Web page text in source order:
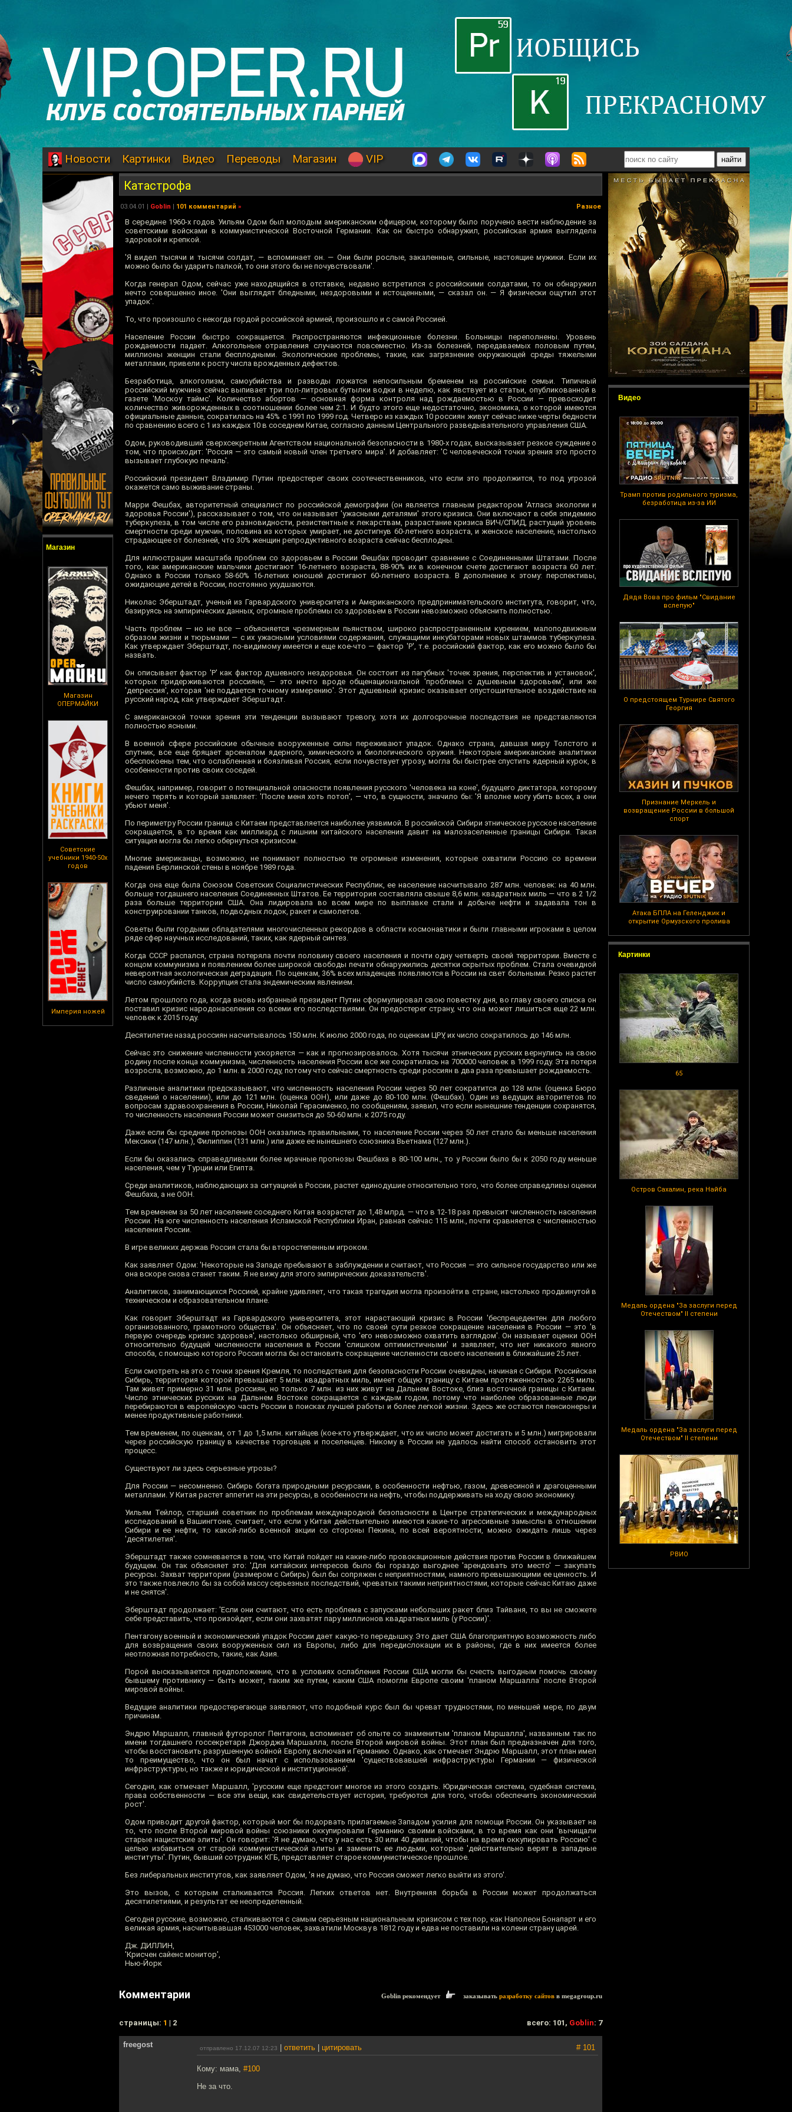
Новости Картинки Видео Переводы Магазин VIP
Магазин
Магазин
ОПЕРМАЙКИ
Советские
учебники 1940-50х
годов
Империя ножей
Видео
Трамп против родильного туризма,
безработица из-за ИИ
Дядя Вова про фильм "Свидание
вслепую"
О предстоящем Турнире Святого
Георгия
Признание Меркель и
возвращение России в большой
спорт
Атака БПЛА на Геленджик и
открытие Ормузского пролива
Картинки
65
Остров Сахалин, река Найба
Медаль ордена "За заслуги перед
Отечеством" II степени
Медаль ордена "За заслуги перед
Отечеством" II степени
РВИО
Катастрофа
03.04.01 | Goblin | 101 комментарий » Разное
В середине 1960-х годов Уильям Одом был молодым американским офицером, которому было поручено вести наблюдение за
советскими войсками в коммунистической Восточной Германии. Как он быстро обнаружил, российская армия выглядела
здоровой и крепкой.
'Я видел тысячи и тысячи солдат, — вспоминает он. — Они были рослые, закаленные, сильные, настоящие мужики. Если их
можно было бы ударить палкой, то они этого бы не почувствовали'.
Когда генерал Одом, сейчас уже находящийся в отставке, недавно встретился с российскими солдатами, то он обнаружил
нечто совершенно иное. 'Они выглядят бледными, нездоровыми и истощенными, — сказал он. — Я физически ощутил этот
упадок'.
То, что произошло с некогда гордой российской армией, произошло и с самой Россией.
Население России быстро сокращается. Распространяются инфекционные болезни. Больницы переполнены. Уровень
рождаемости падает. Алкогольные отравления случаются повсеместно. Из-за болезней, передаваемых половым путем,
миллионы женщин стали бесплодными. Экологические проблемы, такие, как загрязнение окружающей среды тяжелыми
металлами, привели к росту числа врожденных дефектов.
Безработица, алкоголизм, самоубийства и разводы ложатся непосильным бременем на российские семьи. Типичный
российский мужчина сейчас выпивает три пол-литровых бутылки водки в неделю, как явствует из статьи, опубликованной в
газете 'Москоу таймс'. Количество абортов — основная форма контроля над рождаемостью в России — превосходит
количество живорожденных в соотношении более чем 2:1. И будто этого еще недостаточно, экономика, о которой имеются
официальные данные, сократилась на 45% с 1991 по 1999 год. Четверо из каждых 10 россиян живут сейчас ниже черты бедности
по сравнению всего с 1 из каждых 10 в соседнем Китае, согласно данным Центрального разведывательного управления США.
Одом, руководивший сверхсекретным Агентством национальной безопасности в 1980-х годах, высказывает резкое суждение о
том, что происходит: 'Россия — это самый новый член третьего мира'. И добавляет: 'С человеческой точки зрения это просто
вызывает глубокую печаль'.
Российский президент Владимир Путин предостерег своих соотечественников, что если это продолжится, то под угрозой
окажется само выживание страны.
Марри Фешбах, авторитетный специалист по российской демографии (он является главным редактором 'Атласа экологии и
здоровья России'), рассказывает о том, что он называет 'ужасными деталями' этого кризиса. Они включают в себя эпидемию
туберкулеза, в том числе его разновидности, резистентные к лекарствам, разрастание кризиса ВИЧ/СПИД, растущий уровень
смертности среди мужчин, половина из которых умирает, не достигнув 60-летнего возраста, и женское население, настолько
страдающее от болезней, что 30% женщин репродуктивного возраста сейчас бесплодны.
Для иллюстрации масштаба проблем со здоровьем в России Фешбах проводит сравнение с Соединенными Штатами. После
того, как американские мальчики достигают 16-летнего возраста, 88-90% их в конечном счете достигают возраста 60 лет.
Однако в России только 58-60% 16-летних юношей достигают 60-летнего возраста. В дополнение к этому: перспективы,
ожидающие детей в России, постоянно ухудшаются.
Николас Эберштадт, ученый из Гарвардского университета и Американского предпринимательского института, говорит, что,
базируясь на эмпирических данных, огромные проблемы со здоровьем в России невозможно объяснить полностью.
Часть проблем — но не все — объясняется чрезмерным пьянством, широко распространенным курением, малоподвижным
образом жизни и тюрьмами — с их ужасными условиями содержания, служащими инкубаторами новых штаммов туберкулеза.
Как утверждает Эберштадт, по-видимому имеется и еще кое-что — фактор 'Р', т.е. российский фактор, как его можно было бы
назвать.
Он описывает фактор 'Р' как фактор душевного нездоровья. Он состоит из пагубных 'точек зрения, перспектив и установок',
которых придерживаются россияне, — это нечто вроде общенациональной 'проблемы с душевным здоровьем', или же
'депрессия', которая 'не поддается точному измерению'. Этот душевный кризис оказывает опустошительное воздействие на
русский народ, как утверждает Эберштадт.
С американской точки зрения эти тенденции вызывают тревогу, хотя их долгосрочные последствия не представляются
полностью ясными.
В военной сфере российские обычные вооруженные силы переживают упадок. Однако страна, давшая миру Толстого и
спутник, все еще бряцает арсеналом ядерного, химического и биологического оружия. Некоторые американские аналитики
обеспокоены тем, что ослабленная и боязливая Россия, если почувствует угрозу, могла бы быстрее спустить ядерный курок, в
особенности против своих соседей.
Фешбах, например, говорит о потенциальной опасности появления русского 'человека на коне', будущего диктатора, которому
нечего терять и который заявляет: 'После меня хоть потоп', — что, в сущности, значило бы: 'Я вполне могу убить всех, а они
убьют меня'.
По периметру России граница с Китаем представляется наиболее уязвимой. В российской Сибири этническое русское население
сокращается, в то время как миллиард с лишним китайского населения давит на малозаселенные границы Сибири. Такая
ситуация могла бы легко обернуться кризисом.
Многие американцы, возможно, не понимают полностью те огромные изменения, которые охватили Россию со времени
падения Берлинской стены в ноябре 1989 года.
Когда она еще была Союзом Советских Социалистических Республик, ее население насчитывало 287 млн. человек: на 40 млн.
больше тогдашнего населения Соединенных Штатов. Ее территория составляла свыше 8,6 млн. квадратных миль — что в 2 1/2
раза больше территории США. Она лидировала во всем мире по выплавке стали и добыче нефти и задавала тон в
конструировании танков, подводных лодок, ракет и самолетов.
Советы были гордыми обладателями многочисленных рекордов в области космонавтики и были главными игроками в целом
ряде сфер научных исследований, таких, как ядерный синтез.
Когда СССР распался, страна потеряла почти половину своего населения и почти одну четверть своей территории. Вместе с
концом коммунизма и появлением более широкой свободы печати обнаружились десятки скрытых проблем. Стала очевидной
невероятная экологическая деградация. По оценкам, 36% всех младенцев появляются в России на свет больными. Резко растет
число самоубийств. Коррупция стала эндемическим явлением.
Летом прошлого года, когда вновь избранный президент Путин сформулировал свою повестку дня, во главу своего списка он
поставил кризис народонаселения со всеми его последствиями. Он предостерег страну, что она может лишиться еще 22 млн.
человек к 2015 году.
Десятилетие назад россиян насчитывалось 150 млн. К июлю 2000 года, по оценкам ЦРУ, их число сократилось до 146 млн.
Сейчас это снижение численности ускоряется — как и прогнозировалось. Хотя тысячи этнических русских вернулись на свою
родину после конца коммунизма, численность населения России все же сократилась на 700000 человек в 1999 году. Эта потеря
возросла, возможно, до 1 млн. в 2000 году, потому что сейчас смертность среди россиян в два раза превышает рождаемость.
Различные аналитики предсказывают, что численность населения России через 50 лет сократится до 128 млн. (оценка Бюро
сведений о населении), или до 121 млн. (оценка ООН), или даже до 80-100 млн. (Фешбах). Один из ведущих авторитетов по
вопросам здравоохранения в России, Николай Герасименко, по сообщениям, заявил, что если нынешние тенденции сохранятся,
то численность населения России может снизиться до 50-60 млн. к 2075 году.
Даже если бы средние прогнозы ООН оказались правильными, то население России через 50 лет стало бы меньше населения
Мексики (147 млн.), Филиппин (131 млн.) или даже ее нынешнего союзника Вьетнама (127 млн.).
Если бы оказались справедливыми более мрачные прогнозы Фешбаха в 80-100 млн., то у России было бы к 2050 году меньше
населения, чем у Турции или Египта.
Среди аналитиков, наблюдающих за ситуацией в России, растет единодушие относительно того, что более справедливы оценки
Фешбаха, а не ООН.
Тем временем за 50 лет население соседнего Китая возрастет до 1,48 млрд. — что в 12-18 раз превысит численность населения
России. На юге численность населения Исламской Республики Иран, равная сейчас 115 млн., почти сравняется с численностью
населения России.
В игре великих держав Россия стала бы второстепенным игроком.
Как заявляет Одом: 'Некоторые на Западе пребывают в заблуждении и считают, что Россия — это сильное государство или же
она вскоре снова станет таким. Я не вижу для этого эмпирических доказательств'.
Аналитиков, занимающихся Россией, крайне удивляет, что такая трагедия могла произойти в стране, настолько продвинутой в
техническом и образовательном плане.
Как говорит Эберштадт из Гарвардского университета, этот нарастающий кризис в России 'беспрецедентен для любого
организованного, грамотного общества'. Он объясняет, что по своей сути резкое сокращение населения в России — это 'в
первую очередь кризис здоровья', настолько обширный, что 'его невозможно охватить взглядом'. Он называет оценки ООН
относительно будущей численности населения в России 'слишком оптимистичными' и заявляет, что нет никакого явного
способа, с помощью которого Россия могла бы остановить сокращение численности своего населения в ближайшие 25 лет.
Если смотреть на это с точки зрения Кремля, то последствия для безопасности России очевидны, начиная с Сибири. Российская
Сибирь, территория которой превышает 5 млн. квадратных миль, имеет общую границу с Китаем протяженностью 2265 миль.
Там живет примерно 31 млн. россиян, но только 7 млн. из них живут на Дальнем Востоке, близ восточной границы с Китаем.
Число этнических русских на Дальнем Востоке сокращается с каждым годом, потому что наиболее образованные люди
перебираются в европейскую часть России в поисках лучшей работы и более легкой жизни. Здесь же остаются пенсионеры и
менее продуктивные работники.
Тем временем, по оценкам, от 1 до 1,5 млн. китайцев (кое-кто утверждает, что их число может достигать и 5 млн.) мигрировали
через российскую границу в качестве торговцев и поселенцев. Никому в России не удалось найти способ остановить этот
процесс.
Существуют ли здесь серьезные угрозы?
Для России — несомненно. Сибирь богата природными ресурсами, в особенности нефтью, газом, древесиной и драгоценными
металлами. У Китая растет аппетит на эти ресурсы, в особенности на нефть, чтобы поддерживать на ходу свою экономику.
Уильям Тейлор, старший советник по проблемам международной безопасности в Центре стратегических и международных
исследований в Вашингтоне, считает, что если у Китая действительно имеются какие-то агрессивные замыслы в отношении
Сибири и ее нефти, то какой-либо военной акции со стороны Пекина, по всей вероятности, можно ожидать лишь через
'десятилетия'.
Эберштадт также сомневается в том, что Китай пойдет на какие-либо провокационные действия против России в ближайшем
будущем. Он так объясняет это: 'Для китайских интересов было бы гораздо выгоднее 'арендовать это место' — закупать
ресурсы. Захват территории (размером с Сибирь) был бы сопряжен с неприятностями, намного превышающими ее ценность. И
это также повлекло бы за собой массу серьезных последствий, чреватых такими неприятностями, которые сейчас Китаю даже
и не снятся'.
Эберштадт продолжает: 'Если они считают, что есть проблема с запусками небольших ракет близ Тайваня, то вы не сможете
себе представить, что произойдет, если они захватят пару миллионов квадратных миль (у России)'.
Пентагону военный и экономический упадок России дает какую-то передышку. Это дает США благоприятную возможность либо
для возвращения своих вооруженных сил из Европы, либо для передислокации их в районы, где в них имеется более
неотложная потребность, такие, как Азия.
Порой высказывается предположение, что в условиях ослабления России США могли бы счесть выгодным помочь своему
бывшему противнику — быть может, таким же путем, каким США помогли Европе своим 'планом Маршалла' после Второй
мировой войны.
Ведущие аналитики предостерегающе заявляют, что подобный курс был бы чреват трудностями, по меньшей мере, по двум
причинам.
Эндрю Маршалл, главный футоролог Пентагона, вспоминает об опыте со знаменитым 'планом Маршалла', названным так по
имени тогдашнего госсекретаря Джорджа Маршалла, после Второй мировой войны. Этот план был предназначен для того,
чтобы восстановить разрушенную войной Европу, включая и Германию. Однако, как отмечает Эндрю Маршалл, этот план имел
то преимущество, что он был начат с использованием 'существовавшей инфраструктуры Германии — физической
инфраструктуры, но также и юридической и институционной'.
Сегодня, как отмечает Маршалл, 'русским еще предстоит многое из этого создать. Юридическая система, судебная система,
права собственности — все эти вещи, как свидетельствует история, требуются для того, чтобы обеспечить экономический
рост'.
Одом приводит другой фактор, который мог бы подорвать прилагаемые Западом усилия для помощи России. Он указывает на
то, что после Второй мировой войны союзники оккупировали Германию своими войсками, в то время как они 'вычищали
старые нацистские элиты'. Он говорит: 'Я не думаю, что у нас есть 30 или 40 дивизий, чтобы на время оккупировать Россию' с
целью избавиться от старой коммунистической элиты и заменить ее людьми, которые 'действительно верят в западные
институты'. Путин, бывший сотрудник КГБ, представляет старое коммунистическое прошлое.
Без либеральных институтов, как заявляет Одом, 'я не думаю, что Россия сможет легко выйти из этого'.
Это вызов, с которым сталкивается Россия. Легких ответов нет. Внутренняя борьба в России может продолжаться
десятилетиями, и результат ее неопределенный.
Сегодня русские, возможно, сталкиваются с самым серьезным национальным кризисом с тех пор, как Наполеон Бонапарт и его
великая армия, насчитывавшая 453000 человек, захватили Москву в 1812 году и едва не поставили на колени страну царей.
Дж. ДИЛЛИН,
'Крисчен сайенс монитор',
Нью-Йорк
Комментарии Goblin рекомендует заказывать разработку сайтов в megagroup.ru
cтраницы: 1 | 2 всего: 101, Goblin: 7
freegost отправлено 17.12.07 12:23 ответить цитировать # 101
Кому: мама, #100
Не за что.